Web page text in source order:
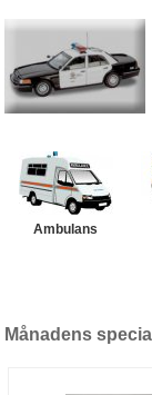
Ambulans
Månadens